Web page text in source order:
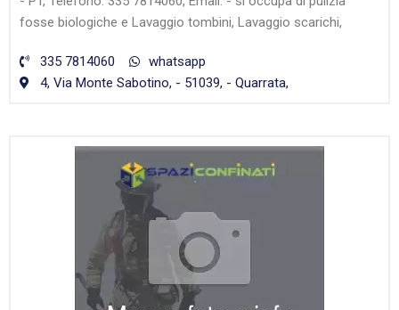
fosse biologiche e Lavaggio tombini, Lavaggio scarichi,
335 7814060
whatsapp
4, Via Monte Sabotino, - 51039, - Quarrata,